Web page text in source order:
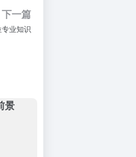
下一篇
业知识